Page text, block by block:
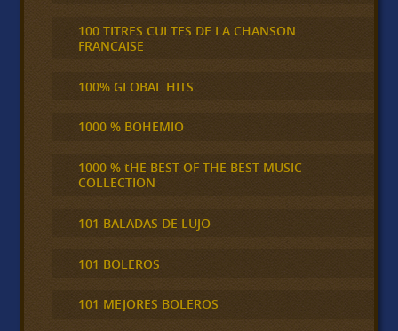
100 TITRES CULTES DE LA CHANSON
FRANCAISE
100% GLOBAL HITS
1000 % BOHEMIO
1000 % tHE BEST OF THE BEST MUSIC
COLLECTION
101 BALADAS DE LUJO
101 BOLEROS
101 MEJORES BOLEROS